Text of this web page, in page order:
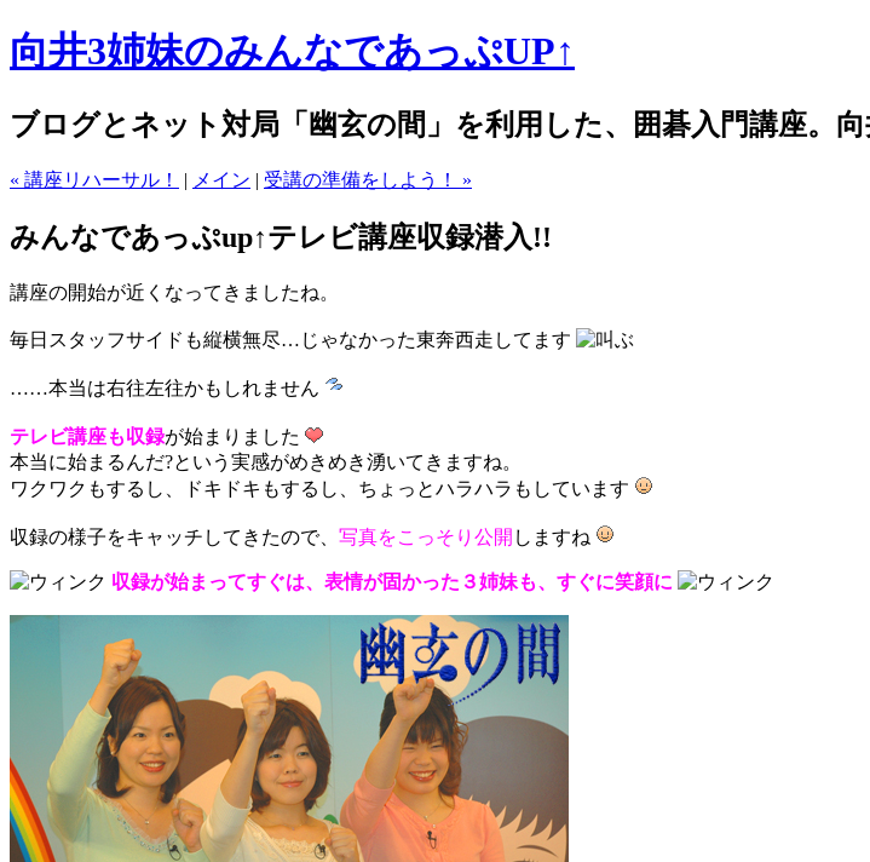
向井3姉妹のみんなであっぷUP↑
ブログとネット対局「幽玄の間」を利用した、囲碁入門講座。
« 講座リハーサル！ | メイン | 受講の準備をしよう！ »
みんなであっぷup↑テレビ講座収録潜入!!
講座の開始が近くなってきましたね。
毎日スタッフサイドも縦横無尽…じゃなかった東奔西走してます
……本当は右往左往かもしれません
テレビ講座も収録が始まりました
本当に始まるんだ?という実感がめきめき湧いてきますね。
ワクワクもするし、ドキドキもするし、ちょっとハラハラもしています
収録の様子をキャッチしてきたので、 写真をこっそり公開 しますね
収録が始まってすぐは、表情が固かった３姉妹も、すぐに笑顔に